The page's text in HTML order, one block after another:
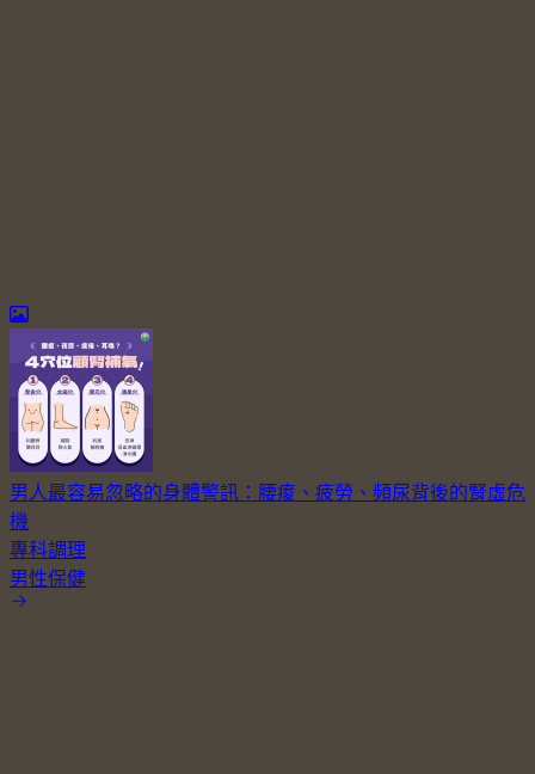
男人最容易忽略的身體警訊：腰痠、疲勞、頻尿背後的腎虛危
機
專科調理
男性保健